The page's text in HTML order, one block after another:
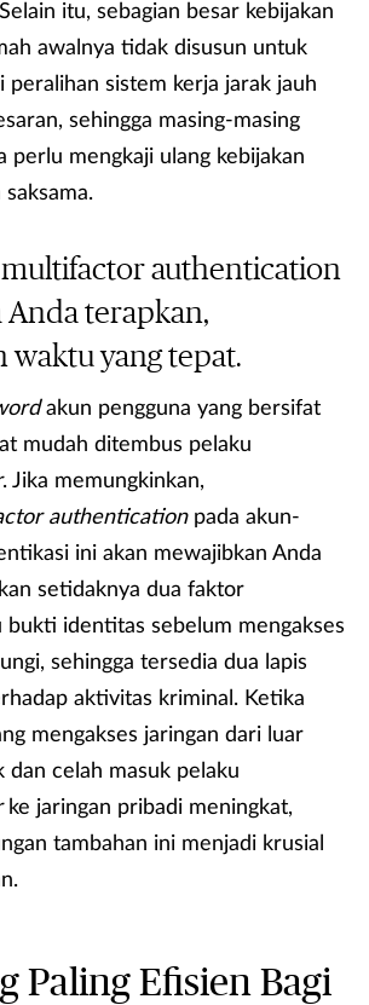
itu, sebagian besar kebijakan
awalnya tidak disusun untuk
peralihan sistem kerja jarak jauh
sehingga masing-masing
perlu mengkaji ulang kebijakan
authentication
Anda terapkan,
waktu yang tepat.
akun pengguna yang bersifat
mudah ditembus pelaku
. Jika memungkinkan,
authenticationpada akun-
ini akan mewajibkan Anda
setidaknya dua faktor
bukti identitas sebelum mengakses
sehingga tersedia dua lapis
aktivitas kriminal. Ketika
mengakses jaringan dari luar
dan celah masuk pelaku
ke jaringan pribadi meningkat,
tambahan ini menjadi krusial
Paling Efisien Bagi